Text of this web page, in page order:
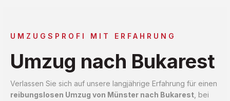
UMZUGSPROFI MIT ERFAHRUNG
Umzug nach Bukarest
Verlassen Sie sich auf unsere langjährige Erfahrung für einen
reibungslosen Umzug von Münster nach Bukarest , bei